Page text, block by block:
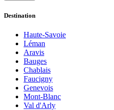
Destination
Haute-Savoie
Léman
Aravis
Bauges
Chablais
Faucigny
Genevois
Mont-Blanc
Val d'Arly